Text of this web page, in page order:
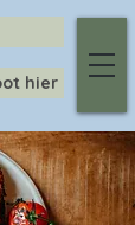
hier